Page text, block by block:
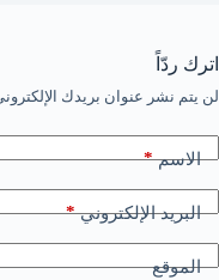
اترك ردّاً
لن يتم نشر عنوان بريدك
الاسم*
البريد الإلكتروني*
الموقع